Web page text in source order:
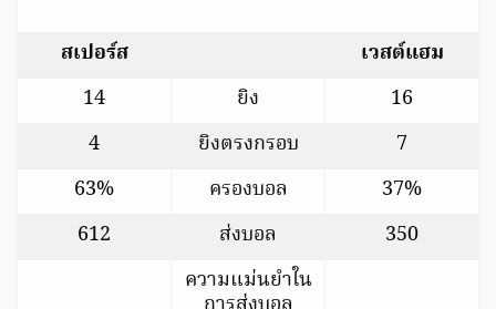
สเปอร์ส
เวสต์แฮม
14
ยิง
16
4
ยิงตรงกรอบ
7
63%
ครองบอล
37%
612
ส่งบอล
350
ความแม่นยำใน